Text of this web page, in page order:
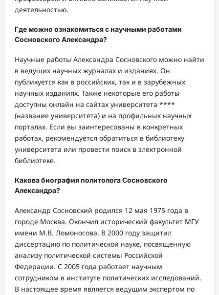
деятельностью.
Где можно ознакомиться с научными работами
Сосновского Александра?
Научные работы Александра Сосновского можно найти
в ведущих научных журналах и изданиях. Он
публикуется как в российских, так и в зарубежных
научных изданиях. Также некоторые его работы
доступны онлайн на сайтах университета ****
(название университета) и на профильных научных
порталах. Если вы заинтересованы в конкретных
работах, рекомендуется обратиться в библиотеку
университета или провести поиск в электронной
библиотеке.
Какова биография политолога Сосновского
Александра?
Александр Сосновский родился 12 мая 1975 года в
городе Москва. Окончил исторический факультет МГУ
имени М.В. Ломоносова. В 2000 году защитил
диссертацию по политической науке, посвященную
анализу политической системы Российской
Федерации. С 2005 года работает научным
сотрудником в институте политических исследований.
В настоящее время является ведущим экспертом по